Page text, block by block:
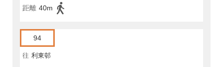
距離 40m
94
往 利東邨